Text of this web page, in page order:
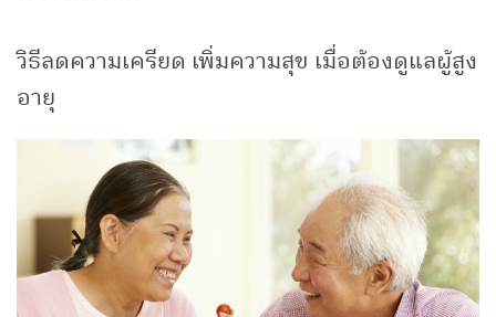
วิธีลดความเครียด เพิ่มความสุข เมื่อต้องดูแลผู้สูง
อายุ